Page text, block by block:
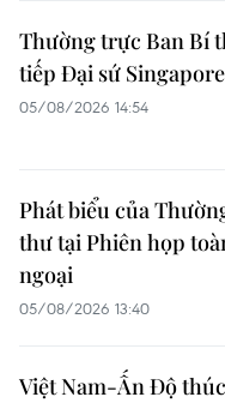
Thường trực Ban Bí
tiếp Đại sứ
05/08/2026 14:54
Phát biểu của
thư tại Phiên họp
ngoại
05/08/2026 13:40
Việt Nam-Ấn Độ